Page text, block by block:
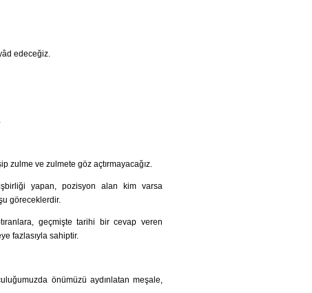
edeceğiz.
zulme ve zulmete göz açtırmayacağız.
yapan, pozisyon alan kim varsa
göreceklerdir.
geçmişte tarihi bir cevap veren
fazlasıyla sahiptir.
önümüzü aydınlatan meşale,